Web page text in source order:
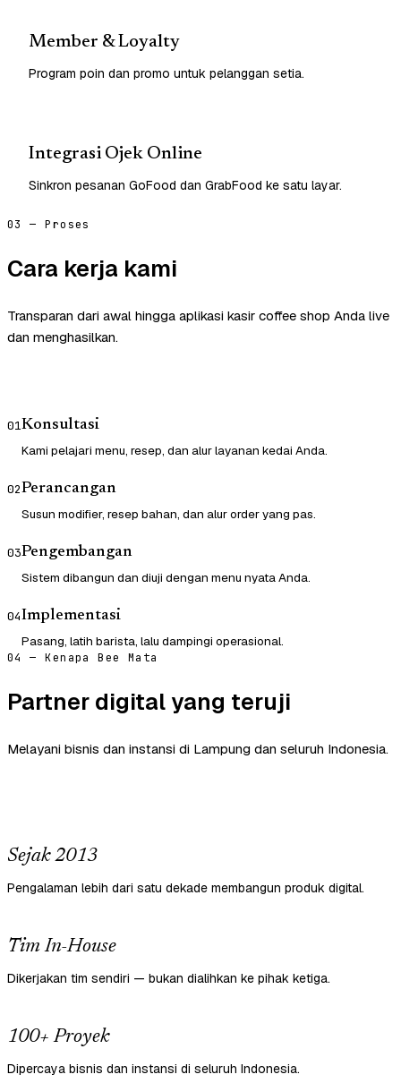
Member & Loyalty
Program poin dan promo untuk pelanggan setia.
Integrasi Ojek Online
Sinkron pesanan GoFood dan GrabFood ke satu layar.
03 — Proses
Cara kerja kami
Transparan dari awal hingga aplikasi kasir coffee shop Anda live
dan menghasilkan.
01Konsultasi
Kami pelajari menu, resep, dan alur layanan kedai Anda.
02Perancangan
Susun modifier, resep bahan, dan alur order yang pas.
03Pengembangan
Sistem dibangun dan diuji dengan menu nyata Anda.
04Implementasi
Pasang, latih barista, lalu dampingi operasional.
04 — Kenapa Bee Mata
Partner digital yang teruji
Melayani bisnis dan instansi di Lampung dan seluruh Indonesia.
Sejak 2013
Pengalaman lebih dari satu dekade membangun produk digital.
Tim In-House
Dikerjakan tim sendiri — bukan dialihkan ke pihak ketiga.
100+ Proyek
Dipercaya bisnis dan instansi di seluruh Indonesia.